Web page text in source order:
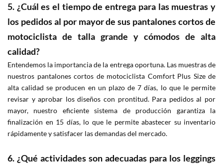
5. ¿Cuál es el tiempo de entrega para las muestras y
los pedidos al por mayor de sus pantalones cortos de
motociclista de talla grande y cómodos de alta
calidad?
Entendemos la importancia de la entrega oportuna. Las muestras de
nuestros pantalones cortos de motociclista Comfort Plus Size de
alta calidad se producen en un plazo de 7 días, lo que le permite
revisar y aprobar los diseños con prontitud. Para pedidos al por
mayor, nuestro eficiente sistema de producción garantiza la
finalización en 15 días, lo que le permite abastecer su inventario
rápidamente y satisfacer las demandas del mercado.
6. ¿Qué actividades son adecuadas para los leggings